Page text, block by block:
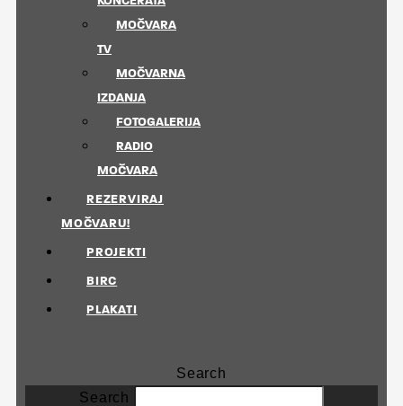
MOČVARA
TV
MOČVARNA
IZDANJA
FOTOGALERIJA
RADIO
MOČVARA
REZERVIRAJ
MOČVARU!
PROJEKTI
BIRC
PLAKATI
Search
Search